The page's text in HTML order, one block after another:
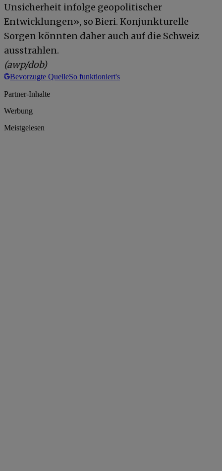
Unsicherheit infolge geopolitischer
Entwicklungen», so Bieri. Konjunkturelle
Sorgen könnten daher auch auf die Schweiz
ausstrahlen.
(awp/dob)
Bevorzugte QuelleSo funktioniert's
Partner-Inhalte
Werbung
Meistgelesen